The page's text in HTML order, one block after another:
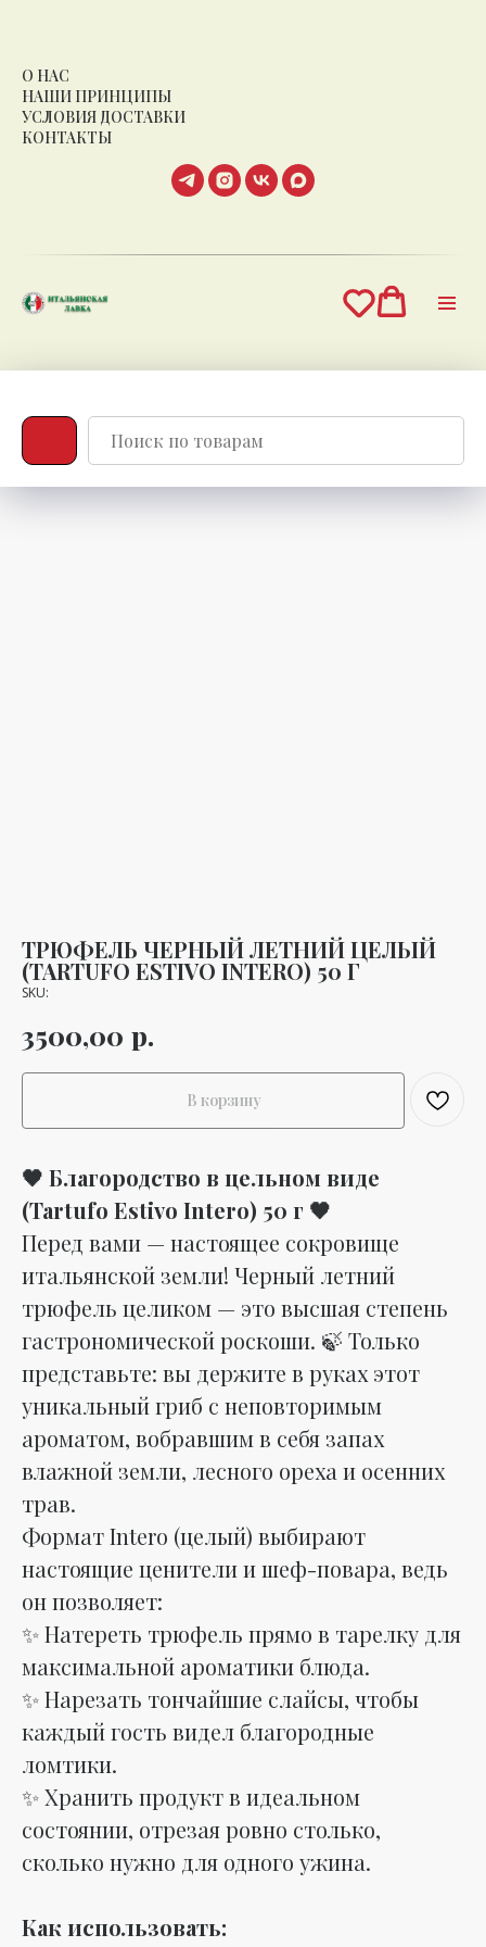
О НАС
НАШИ ПРИНЦИПЫ
УСЛОВИЯ ДОСТАВКИ
КОНТАКТЫ
ТРЮФЕЛЬ ЧЕРНЫЙ ЛЕТНИЙ ЦЕЛЫЙ
(TARTUFO ESTIVO INTERO) 50 Г
SKU:
3500,00 р.
В корзину
🖤 Благородство в цельном виде
(Tartufo Estivo Intero) 50 г 🖤
Перед вами — настоящее сокровище
итальянской земли! Черный летний
трюфель целиком — это высшая степень
гастрономической роскоши. 🍃 Только
представьте: вы держите в руках этот
уникальный гриб с неповторимым
ароматом, вобравшим в себя запах
влажной земли, лесного ореха и осенних
трав.
Формат Intero (целый) выбирают
настоящие ценители и шеф-повара, ведь
он позволяет:
✨ Натереть трюфель прямо в тарелку для
максимальной ароматики блюда.
✨ Нарезать тончайшие слайсы, чтобы
каждый гость видел благородные
ломтики.
✨ Хранить продукт в идеальном
состоянии, отрезая ровно столько,
сколько нужно для одного ужина.
Как использовать: